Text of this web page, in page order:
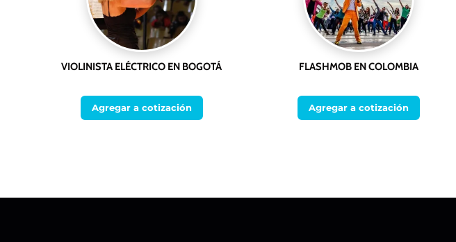
VIOLINISTA ELÉCTRICO EN BOGOTÁ
Agregar a cotización
FLASHMOB EN COLOMBIA
Agregar a cotización